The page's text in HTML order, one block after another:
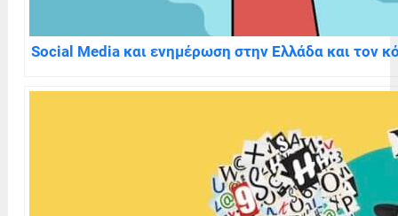
Social Media και ενημέρωση στην Ελλάδα και τον